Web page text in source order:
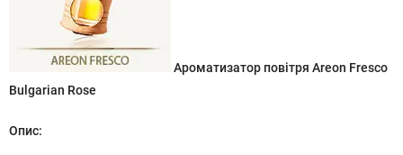
Ароматизатор повітря Areon Fresco
Bulgarian Rose
Опис: